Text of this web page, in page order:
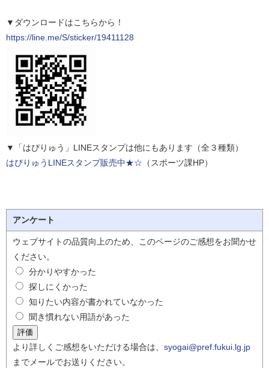
▼ダウンロードはこちらから！
https://line.me/S/sticker/19411128
▼「はぴりゅう」LINEスタンプは他にもあります（全３種類）
はぴりゅうLINEスタンプ販売中★☆ （スポーツ課HP）
アンケート
ウェブサイトの品質向上のため、このページのご感想をお聞かせ
ください。
分かりやすかった
探しにくかった
知りたい内容が書かれていなかった
聞き慣れない用語があった
より詳しくご感想をいただける場合は、 syogai@pref.fukui.lg.jp
までメールでお送りください。